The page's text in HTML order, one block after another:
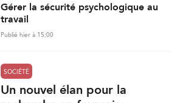
Gérer la sécurité psychologique au
travail
Publié hier à 15:00
SOCIÉTÉ
Un nouvel élan pour la